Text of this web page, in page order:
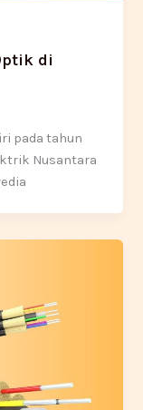
di
pada tahun
Nusantara